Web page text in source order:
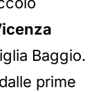
Baggio.
prime